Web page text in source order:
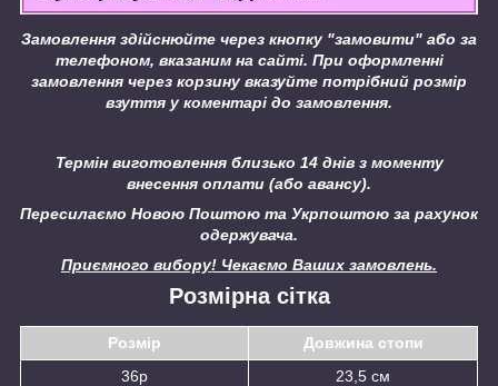
Замовлення здійснюйте через кнопку "замовити" або за
телефоном, вказаним на сайті. При оформленні
замовлення через корзину вказуйте потрібний розмір
взуття у коментарі до замовлення.
Термін виготовлення близько 14 днів з моменту
внесення оплати (або авансу).
Пересилаємо Новою Поштою та Укрпоштою за рахунок
одержувача.
Приємного вибору! Чекаємо Ваших замовлень.
Розмірна сітка
Розмір
Довжина стопи
36р
23,5 см